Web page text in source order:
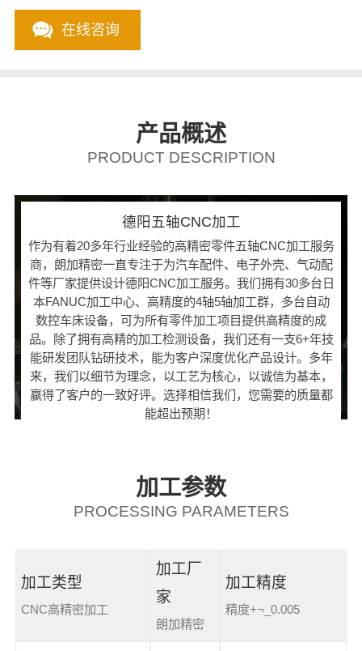
在线咨询
产品概述
PRODUCT DESCRIPTION
德阳五轴CNC加工
作为有着20多年行业经验的高精密零件五轴CNC加工服务
商，朗加精密一直专注于为汽车配件、电子外壳、气动配
件等厂家提供设计德阳CNC加工服务。我们拥有30多台日
本FANUC加工中心、高精度的4轴5轴加工群，多台自动
数控车床设备，可为所有零件加工项目提供高精度的成
品。除了拥有高精的加工检测设备，我们还有一支6+年技
能研发团队钻研技术，能为客户深度优化产品设计。多年
来，我们以细节为理念，以工艺为核心，以诚信为基本，
赢得了客户的一致好评。选择相信我们，您需要的质量都
能超出预期！
加工参数
PROCESSING PARAMETERS
加工类型
CNC高精密加工
加工厂
家
朗加精密
加工精度
精度+¬_0.005